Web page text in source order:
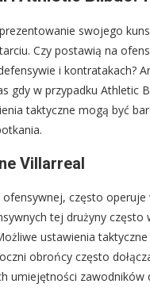
swojego
Czy postawią na
i kontratakach?
gdy w przypadku Athletic
taktyczne mogą być
Villarreal
często
tej drużyny
ustawienia
obrońcy często
umiejętności